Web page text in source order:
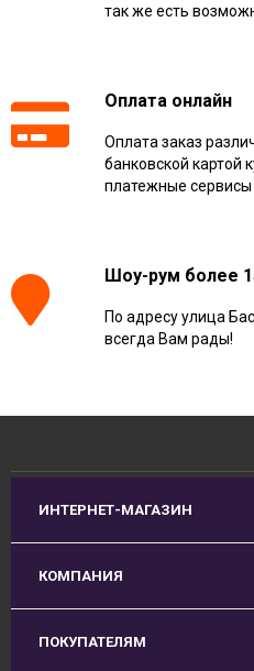
так же есть
Оплата онлайн
Оплата заказ
банковской картой
платежные сервисы
Шоу-рум более
По адресу улица
всегда Вам рады!
ИНТЕРНЕТ-МАГАЗИН
КОМПАНИЯ
ПОКУПАТЕЛЯМ